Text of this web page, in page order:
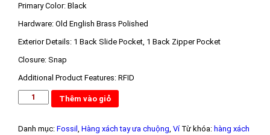
Primary Color: Black
Hardware: Old English Brass Polished
Exterior Details: 1 Back Slide Pocket, 1 Back Zipper Pocket
Closure: Snap
Additional Product Features: RFID
Thêm vào giỏ
Danh mục: Fossil Hàng xách tay ưa chuộng Ví Từ khóa: hàng xách